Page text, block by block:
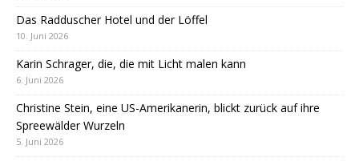
Das Radduscher Hotel und der Löffel
10. Juni 2026
Karin Schrager, die, die mit Licht malen kann
6. Juni 2026
Christine Stein, eine US-Amerikanerin, blickt zurück auf ihre
Spreewälder Wurzeln
5. Juni 2026